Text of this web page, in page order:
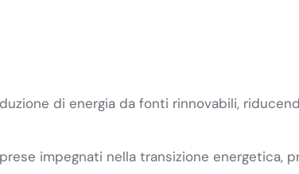
di energia da fonti rinnovabili,
impegnati nella transizione energetica,